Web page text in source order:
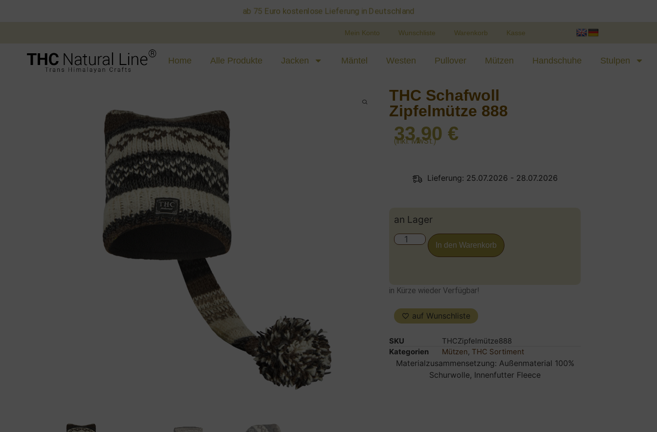
ab 75 Euro kostenlose Lieferung in Deutschland
Mein Konto Wunschliste Warenkorb Kasse
Home Alle Produkte Jacken Mäntel Westen Pullover Mützen Handschuhe Stulpen
THC Schafwoll
Zipfelmütze 888
33,90 €
(inkl. MwSt.)
Lieferung: 25.07.2026 - 28.07.2026
an Lager
In den Warenkorb
in Kürze wieder Verfügbar!
auf Wunschliste
SKU
THCZipfelmütze888
Kategorien
Mützen, THC Sortiment
Materialzusammensetzung: Außenmaterial 100%
Schurwolle, Innenfutter Fleece